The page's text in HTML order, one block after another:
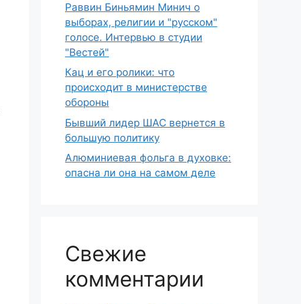
Раввин Биньямин Минич о
выборах, религии и "русском"
голосе. Интервью в студии
"Вестей"
Кац и его ролики: что
происходит в министерстве
обороны
Бывший лидер ШАС вернется в
большую политику
Алюминиевая фольга в духовке:
опасна ли она на самом деле
Свежие
комментарии